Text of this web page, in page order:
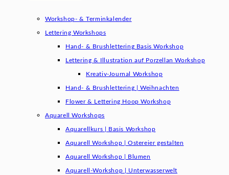
Workshop- & Terminkalender
Lettering Workshops
Hand- & Brushlettering Basis Workshop
Lettering & Illustration auf Porzellan Workshop
Kreativ-Journal Workshop
Hand- & Brushlettering | Weihnachten
Flower & Lettering Hoop Workshop
Aquarell Workshops
Aquarellkurs | Basis Workshop
Aquarell Workshop | Ostereier gestalten
Aquarell Workshop | Blumen
Aquarell-Workshop | Unterwasserwelt